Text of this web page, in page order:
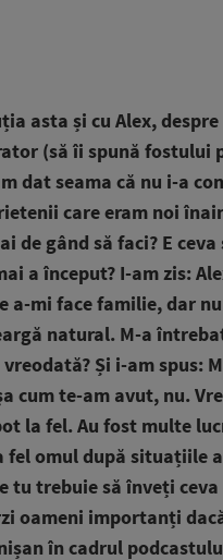
asta și cu Alex,
(să îi spună fostului
dat seama că nu i-a
care eram noi
de gând să faci? E ceva
a început? I-am zis:
a-mi face familie, dar
natural. M-a
Și i-am spus:
cum te-am avut, nu.
la fel. Au fost multe
fel omul după situațiile
tu trebuie să înveți
oameni importanți
în cadrul